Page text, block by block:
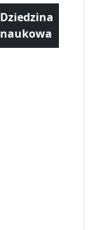
Dziedzina
naukowa